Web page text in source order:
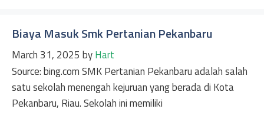
Biaya Masuk Smk Pertanian Pekanbaru
March 31, 2025 byHart
Source: bing.com SMK Pertanian Pekanbaru adalah salah
satu sekolah menengah kejuruan yang berada di Kota
Pekanbaru, Riau. Sekolah ini memiliki